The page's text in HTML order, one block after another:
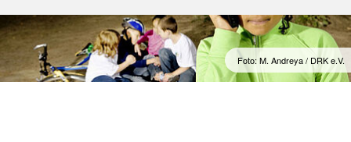
Foto: M. Andreya / DRK e.V.